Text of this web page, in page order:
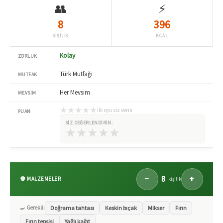
👥
8
KİŞİLİK
⚡
396
KCAL
ZORLUK Kolay
MUTFAK Türk Mutfağı
MEVSIM Her Mevsim
PUAN ★ ★ ★ ★ ★ İlk oyu siz verin
SIZ DEĞERLENDIRIN:
★ ★ ★ ★ ★
🧅 MALZEMELER − 8 kişilik +
🍳 Gerekli: Doğrama tahtası Keskin bıçak Mikser
Fırın
Fırın tepsisi
Yağlı kağıt